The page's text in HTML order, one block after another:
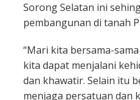
Sorong Selatan ini
pembangunan di tanah
“Mari kita bersama-
kita dapat menjalani
dan khawatir. Selain itu
menjaga persatuan dan